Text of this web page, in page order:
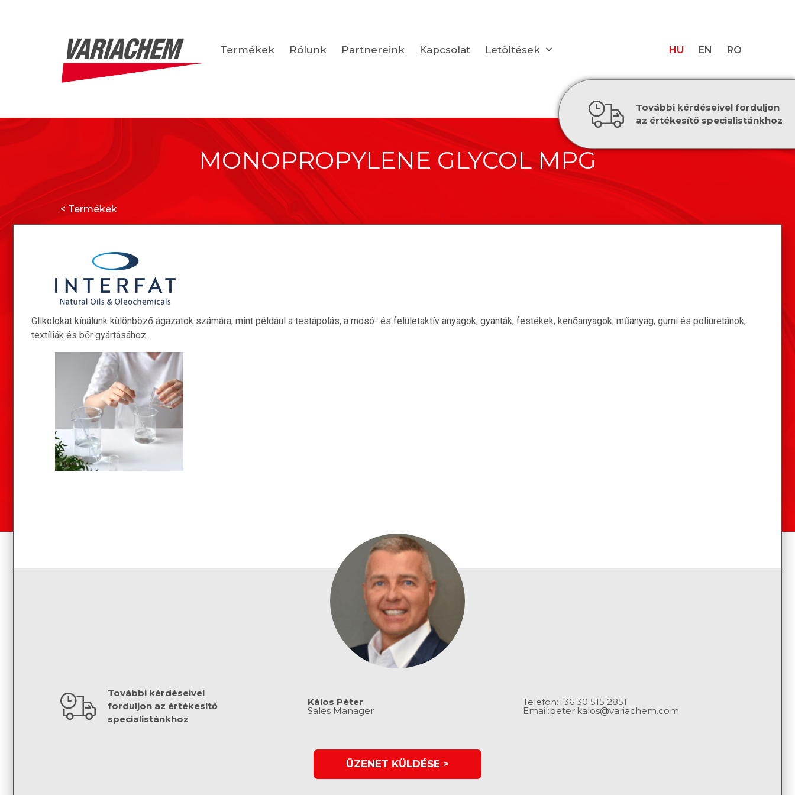
Termékek Rólunk Partnereink Kapcsolat Letöltések HU EN RO
További kérdéseivel forduljon
az értékesítő specialistánkhoz
MONOPROPYLENE GLYCOL MPG
< Termékek
Glikolokat kínálunk különböző ágazatok számára, mint például a testápolás, a mosó- és felületaktív anyagok, gyanták, festékek, kenőanyagok, műanyag, gumi és poliuretánok,
textíliák és bőr gyártásához.
További kérdéseivel
forduljon az értékesítő
specialistánkhoz
Kálos Péter
Sales Manager
Telefon:+36 30 515 2851
Email:peter.kalos@variachem.com
ÜZENET KÜLDÉSE >